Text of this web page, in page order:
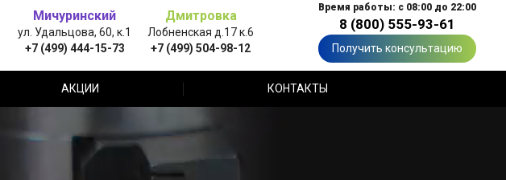
Мичуринский
ул. Удальцова, 60, к.1
+7 (499) 444-15-73
Дмитровка
Лобненская д.17 к.6
+7 (499) 504-98-12
Время работы: с 08:00 до 22:00
8 (800) 555-93-61
Получить консультацию
АКЦИИ КОНТАКТЫ